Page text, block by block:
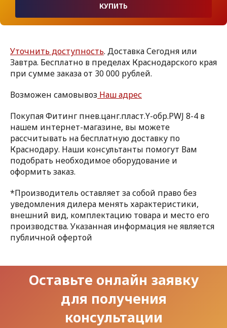
КУПИТЬ
Уточнить доступность. Доставка Сегодня или
Завтра. Бесплатно в пределах Краснодарского края
при сумме заказа от 30 000 рублей.
Возможен самовывоз Наш адрес
Покупая Фитинг пнев.цанг.пласт.Y-обр.PWJ 8-4 в
нашем интернет-магазине, вы можете
рассчитывать на бесплатную доставку по
Краснодару. Наши консультанты помогут Вам
подобрать необходимое оборудование и
оформить заказ.
*Производитель оставляет за собой право без
уведомления дилера менять характеристики,
внешний вид, комплектацию товара и место его
производства. Указанная информация не является
публичной офертой
Оставьте онлайн заявку
для получения
консультации